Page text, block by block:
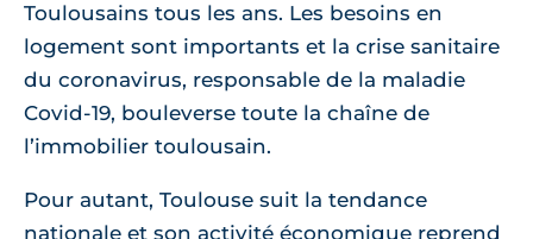
Toulousains tous les ans. Les besoins en
logement sont importants et la crise sanitaire
du coronavirus, responsable de la maladie
Covid-19, bouleverse toute la chaîne de
l’immobilier toulousain.
Pour autant, Toulouse suit la tendance
nationale et son activité économique reprend